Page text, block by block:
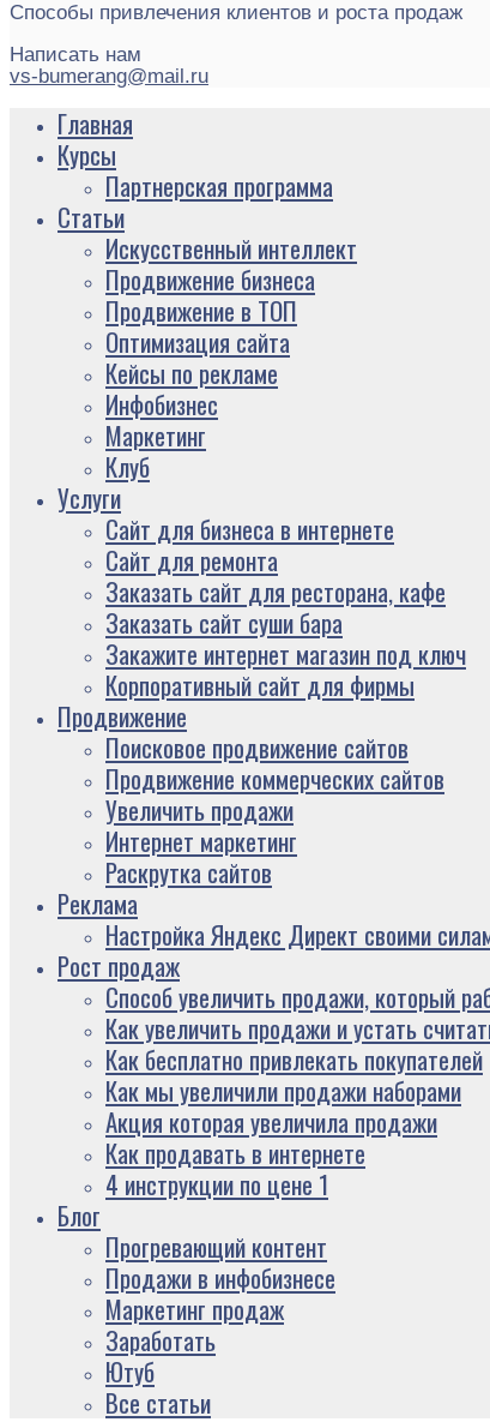
Способы привлечения клиентов и роста продаж
Написать нам
vs-bumerang@mail.ru
Главная
Курсы
Партнерская программа
Статьи
Искусственный интеллект
Продвижение бизнеса
Продвижение в ТОП
Оптимизация сайта
Кейсы по рекламе
Инфобизнес
Маркетинг
Клуб
Услуги
Сайт для бизнеса в интернете
Сайт для ремонта
Заказать сайт для ресторана, кафе
Заказать сайт суши бара
Закажите интернет магазин под ключ
Корпоративный сайт для фирмы
Продвижение
Поисковое продвижение сайтов
Продвижение коммерческих сайтов
Увеличить продажи
Интернет маркетинг
Раскрутка сайтов
Реклама
Настройка Яндекс Директ своими
Рост продаж
Способ увеличить продажи, который
Как увеличить продажи и устать
Как бесплатно привлекать покупателей
Как мы увеличили продажи наборами
Акция которая увеличила продажи
Как продавать в интернете
4 инструкции по цене 1
Блог
Прогревающий контент
Продажи в инфобизнесе
Маркетинг продаж
Заработать
Ютуб
Все статьи